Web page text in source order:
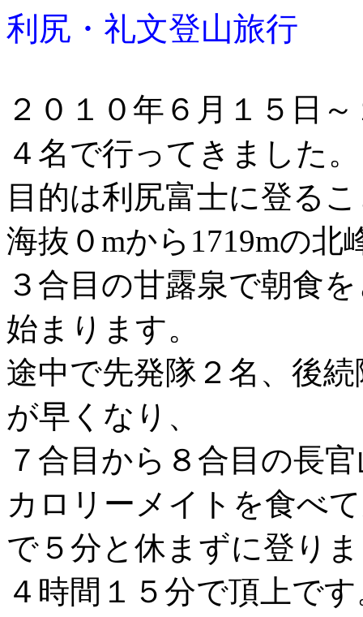
利尻・礼文登山旅行
２０１０年６月１５日
４名で行ってきました。
目的は利尻富士に登る
海抜０mから1719mの北
３合目の甘露泉で朝食
始まります。
途中で先発隊２名、後
が早くなり、
７合目から８合目の長
カロリーメイトを食べ
で５分と休まずに登り
４時間１５分で頂上で